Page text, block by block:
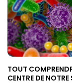
TOUT
CENTRE DE NOTRE